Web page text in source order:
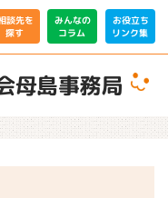
談先を
探す
みんなの
コラム
お役立ち
リンク集
母島事務局